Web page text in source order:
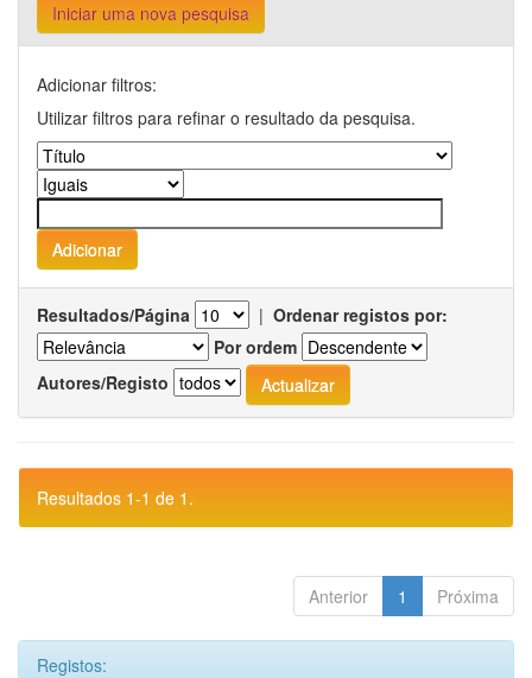
Iniciar uma nova pesquisa
Adicionar filtros:
Utilizar filtros para refinar o resultado da pesquisa.
Resultados/Página | Ordenar registos por:
Por ordem
Autores/Registo
Resultados 1-1 de 1.
Anterior 1 Próxima
Registos: